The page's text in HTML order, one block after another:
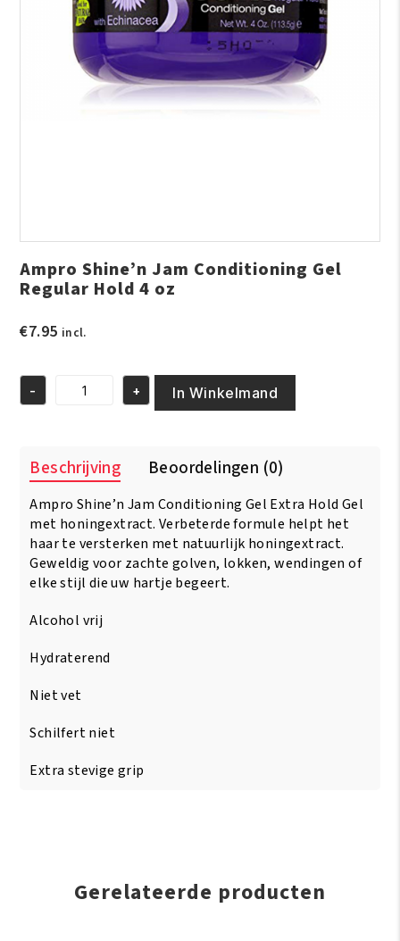
Ampro Shine’n Jam Conditioning Gel
Regular Hold 4 oz
€7.95 incl.
Ampro
Gel
Regular
Hold
oz
aantal
- + In Winkelmand
Beschrijving Beoordelingen (0)
Ampro Shine’n Jam Conditioning Gel Extra Hold Gel
met honingextract. Verbeterde formule helpt het
haar te versterken met natuurlijk honingextract.
Geweldig voor zachte golven, lokken, wendingen of
elke stijl die uw hartje begeert.
Alcohol vrij
Hydraterend
Niet vet
Schilfert niet
Extra stevige grip
Gerelateerde producten